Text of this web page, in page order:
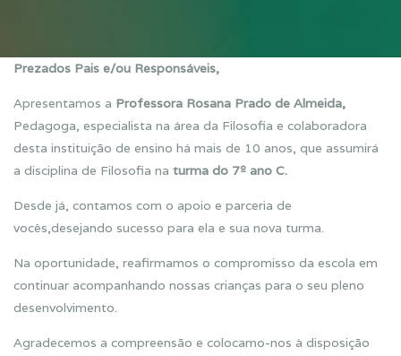
Prezados Pais e/ou Responsáveis,
Apresentamos a Professora Rosana Prado de Almeida,
Pedagoga, especialista na área da Filosofia e colaboradora
desta instituição de ensino há mais de 10 anos, que assumirá
a disciplina de Filosofia na turma do 7º ano C.
Desde já, contamos com o apoio e parceria de
vocês,desejando sucesso para ela e sua nova turma.
Na oportunidade, reafirmamos o compromisso da escola em
continuar acompanhando nossas crianças para o seu pleno
desenvolvimento.
Agradecemos a compreensão e colocamo-nos à disposição